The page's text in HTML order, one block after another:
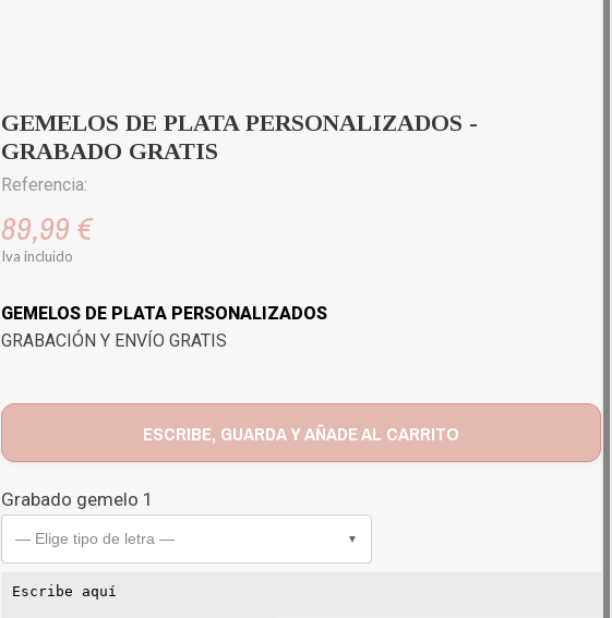
GEMELOS DE PLATA PERSONALIZADOS -
GRABADO GRATIS
Referencia:
89,99 €
Iva incluido
GEMELOS DE PLATA PERSONALIZADOS
GRABACIÓN Y ENVÍO GRATIS
ESCRIBE, GUARDA Y AÑADE AL CARRITO
Grabado gemelo 1
— Elige tipo de letra — ▼